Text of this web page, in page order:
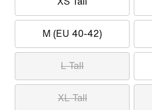
M (EU 40-42)
L Tall
XL Tall